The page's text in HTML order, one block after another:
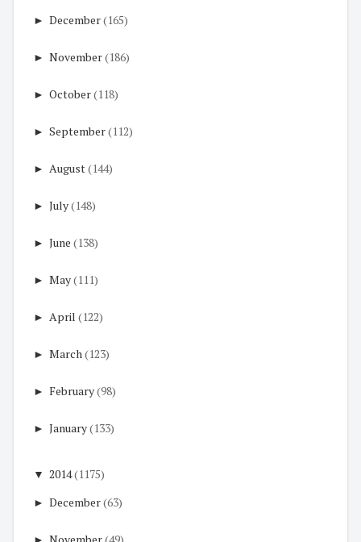
► December(165)
► November(186)
► October(118)
► September(112)
► August(144)
► July(148)
► June (138)
► May(111)
► April (122)
► March(123)
► February(98)
► January(133)
▼ 2014(1175)
► December(63)